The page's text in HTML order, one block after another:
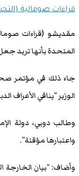
قراءات صومالية
مقديشو (قراءات
المتحدة بأنها تريد
جاء ذلك في مؤتمر
الوزير “ينافي الأعراف
وطالب دوبي، دولة
واعتبارها مؤقتة”.
وأضاف: “بيان الخارجة